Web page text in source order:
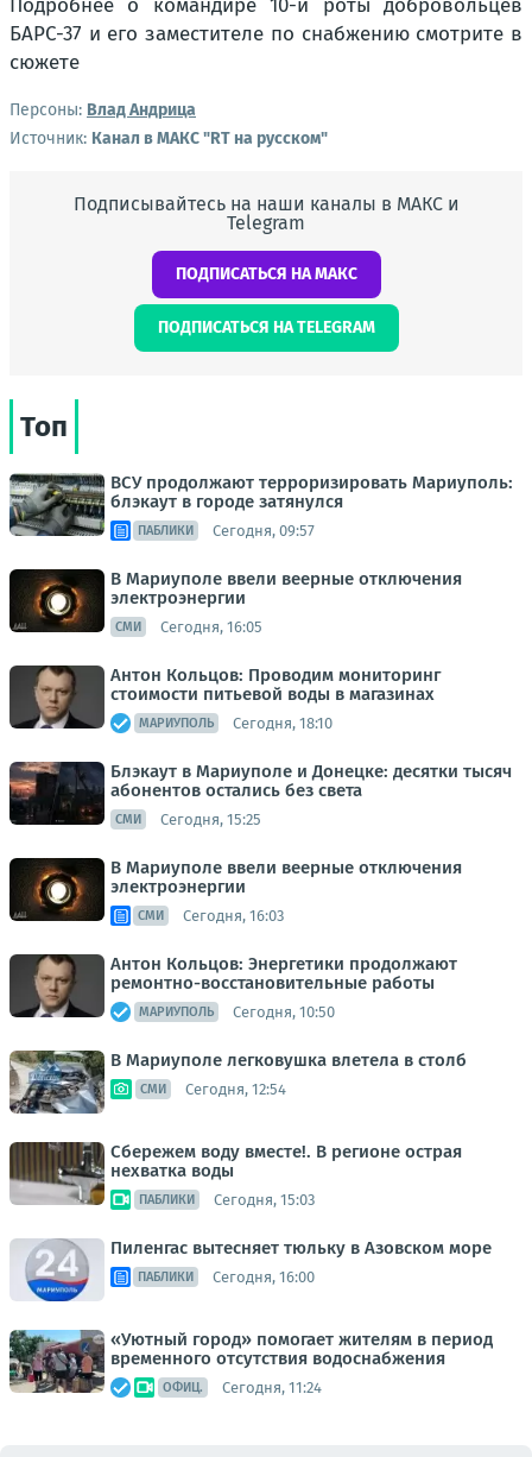
Подробнее о командире 10-й роты добровольцев
БАРС-37 и его заместителе по снабжению смотрите в
сюжете
Персоны: Влад Андрица
Источник: Канал в МАКС "RT на русском"
Подписывайтесь на наши каналы в МАКС и
Telegram
ПОДПИСАТЬСЯ НА МАКС
ПОДПИСАТЬСЯ НА TELEGRAM
Топ
ВСУ продолжают терроризировать Мариуполь:
блэкаут в городе затянулся
ПАБЛИКИ Сегодня, 09:57
В Мариуполе ввели веерные отключения
электроэнергии
СМИ Сегодня, 16:05
Антон Кольцов: Проводим мониторинг
стоимости питьевой воды в магазинах
МАРИУПОЛЬ Сегодня, 18:10
Блэкаут в Мариуполе и Донецке: десятки тысяч
абонентов остались без света
СМИ Сегодня, 15:25
В Мариуполе ввели веерные отключения
электроэнергии
СМИ Сегодня, 16:03
Антон Кольцов: Энергетики продолжают
ремонтно-восстановительные работы
МАРИУПОЛЬ Сегодня, 10:50
В Мариуполе легковушка влетела в столб
СМИ Сегодня, 12:54
Сбережем воду вместе!. В регионе острая
нехватка воды
ПАБЛИКИ Сегодня, 15:03
Пиленгас вытесняет тюльку в Азовском море
ПАБЛИКИ Сегодня, 16:00
«Уютный город» помогает жителям в период
временного отсутствия водоснабжения
ОФИЦ. Сегодня, 11:24